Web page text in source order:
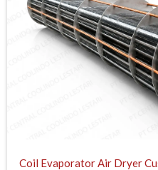
Coil Evaporator Air Dryer